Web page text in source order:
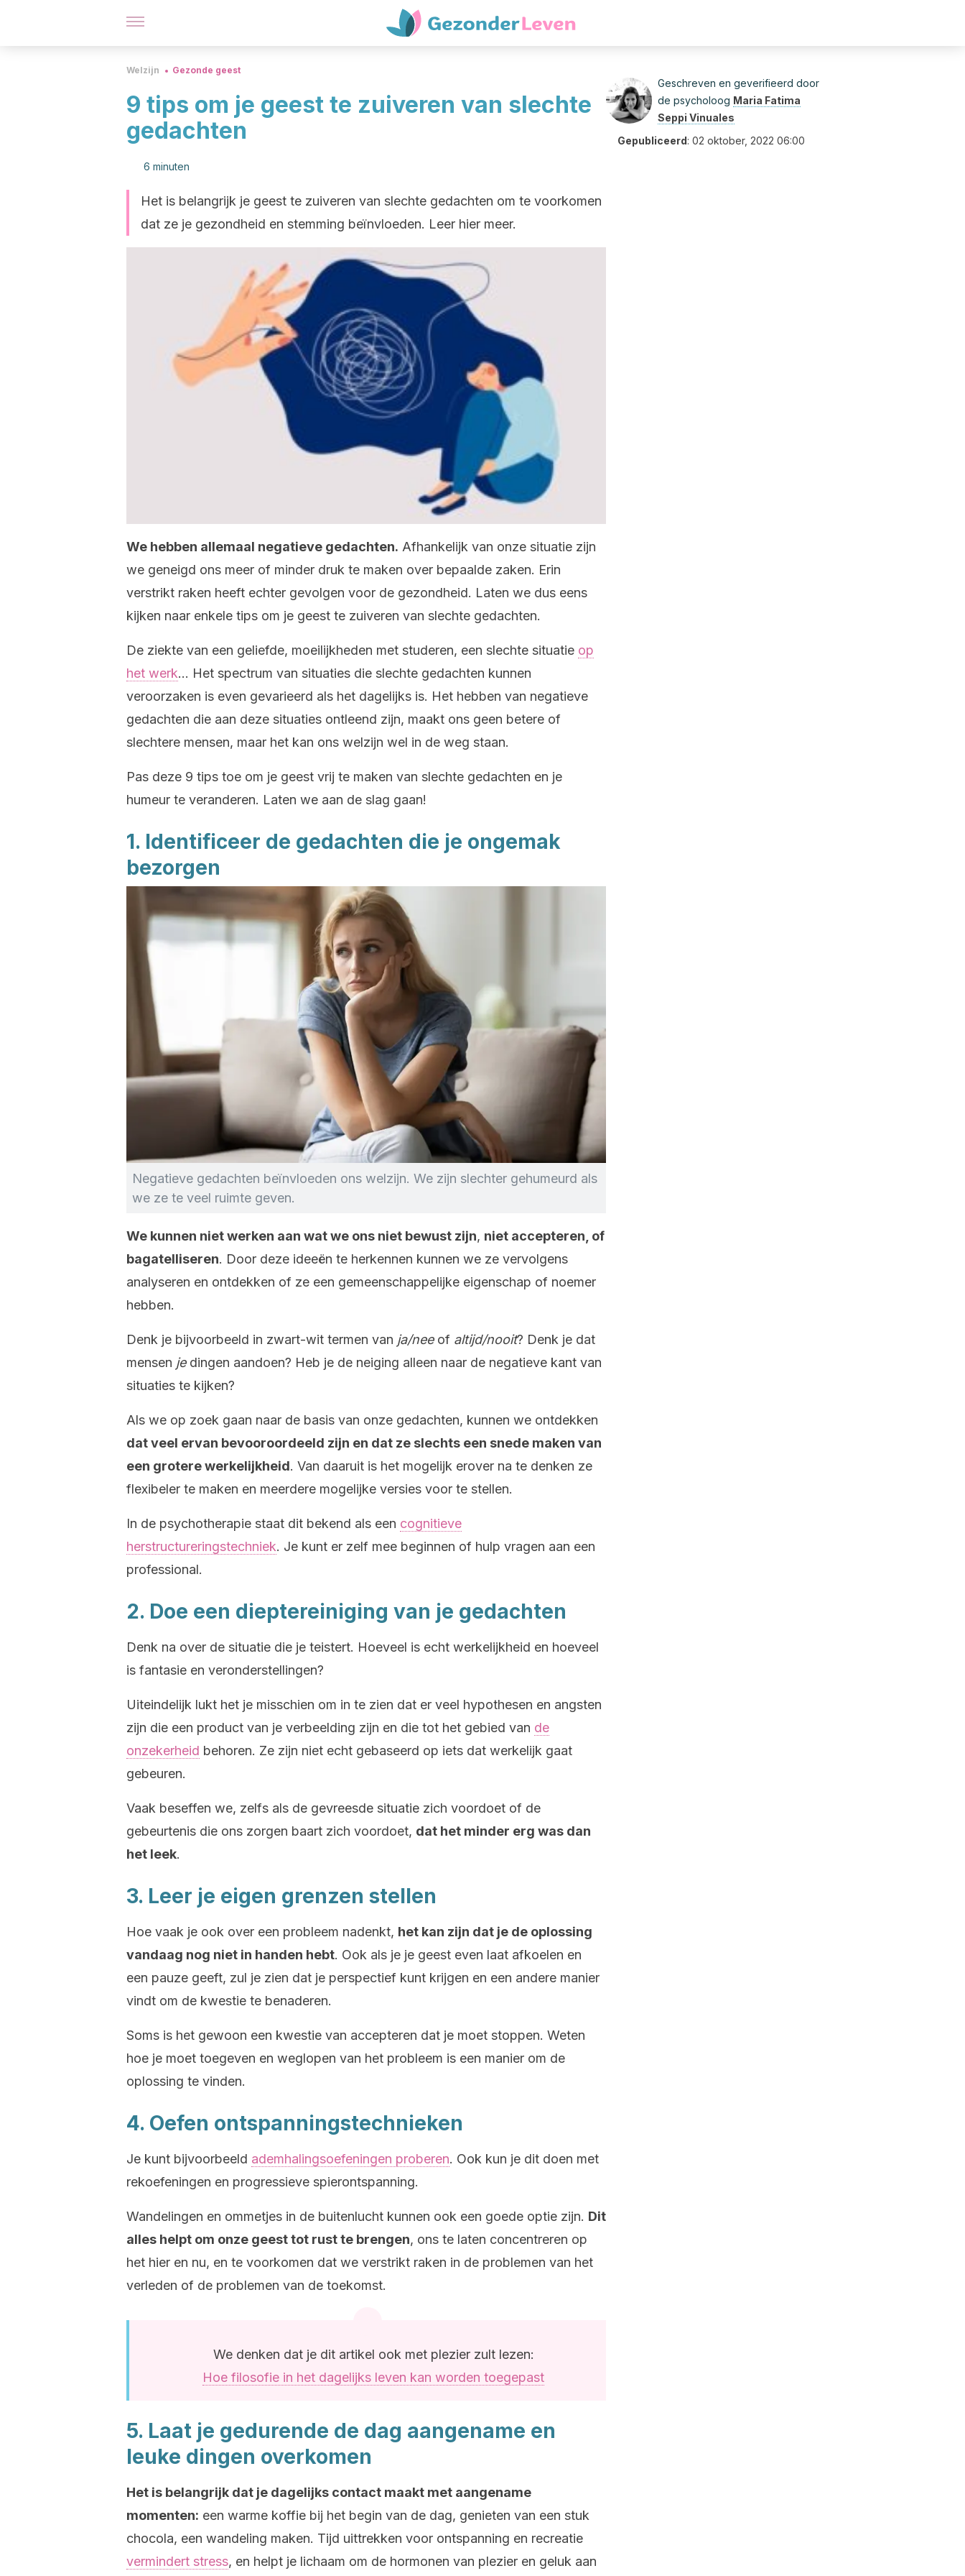
Welzijn Gezonde geest
9 tips om je geest te zuiveren van slechte
gedachten
6 minuten
Het is belangrijk je geest te zuiveren van slechte gedachten om te voorkomen
dat ze je gezondheid en stemming beïnvloeden. Leer hier meer.
We hebben allemaal negatieve gedachten. Afhankelijk van onze situatie zijn
we geneigd ons meer of minder druk te maken over bepaalde zaken. Erin
verstrikt raken heeft echter gevolgen voor de gezondheid. Laten we dus eens
kijken naar enkele tips om je geest te zuiveren van slechte gedachten.
De ziekte van een geliefde, moeilijkheden met studeren, een slechte situatie op
het werk… Het spectrum van situaties die slechte gedachten kunnen
veroorzaken is even gevarieerd als het dagelijks is. Het hebben van negatieve
gedachten die aan deze situaties ontleend zijn, maakt ons geen betere of
slechtere mensen, maar het kan ons welzijn wel in de weg staan.
Pas deze 9 tips toe om je geest vrij te maken van slechte gedachten en je
humeur te veranderen. Laten we aan de slag gaan!
1. Identificeer de gedachten die je ongemak
bezorgen
Negatieve gedachten beïnvloeden ons welzijn. We zijn slechter gehumeurd als
we ze te veel ruimte geven.
We kunnen niet werken aan wat we ons niet bewust zijn, niet accepteren, of
bagatelliseren. Door deze ideeën te herkennen kunnen we ze vervolgens
analyseren en ontdekken of ze een gemeenschappelijke eigenschap of noemer
hebben.
Denk je bijvoorbeeld in zwart-wit termen van ja/nee of altijd/nooit? Denk je dat
mensen jedingen aandoen? Heb je de neiging alleen naar de negatieve kant van
situaties te kijken?
Als we op zoek gaan naar de basis van onze gedachten, kunnen we ontdekken
dat veel ervan bevooroordeeld zijn en dat ze slechts een snede maken van
een grotere werkelijkheid. Van daaruit is het mogelijk erover na te denken ze
flexibeler te maken en meerdere mogelijke versies voor te stellen.
In de psychotherapie staat dit bekend als een cognitieve
herstructureringstechniek. Je kunt er zelf mee beginnen of hulp vragen aan een
professional.
2. Doe een dieptereiniging van je gedachten
Denk na over de situatie die je teistert. Hoeveel is echt werkelijkheid en hoeveel
is fantasie en veronderstellingen?
Uiteindelijk lukt het je misschien om in te zien dat er veel hypothesen en angsten
zijn die een product van je verbeelding zijn en die tot het gebied van de
onzekerheid behoren. Ze zijn niet echt gebaseerd op iets dat werkelijk gaat
gebeuren.
Vaak beseffen we, zelfs als de gevreesde situatie zich voordoet of de
gebeurtenis die ons zorgen baart zich voordoet, dat het minder erg was dan
het leek.
3. Leer je eigen grenzen stellen
Hoe vaak je ook over een probleem nadenkt, het kan zijn dat je de oplossing
vandaag nog niet in handen hebt. Ook als je je geest even laat afkoelen en
een pauze geeft, zul je zien dat je perspectief kunt krijgen en een andere manier
vindt om de kwestie te benaderen.
Soms is het gewoon een kwestie van accepteren dat je moet stoppen. Weten
hoe je moet toegeven en weglopen van het probleem is een manier om de
oplossing te vinden.
4. Oefen ontspanningstechnieken
Je kunt bijvoorbeeld ademhalingsoefeningen proberen. Ook kun je dit doen met
rekoefeningen en progressieve spierontspanning.
Wandelingen en ommetjes in de buitenlucht kunnen ook een goede optie zijn. Dit
alles helpt om onze geest tot rust te brengen, ons te laten concentreren op
het hier en nu, en te voorkomen dat we verstrikt raken in de problemen van het
verleden of de problemen van de toekomst.
We denken dat je dit artikel ook met plezier zult lezen:
Hoe filosofie in het dagelijks leven kan worden toegepast
5. Laat je gedurende de dag aangename en
leuke dingen overkomen
Het is belangrijk dat je dagelijks contact maakt met aangename
momenten: een warme koffie bij het begin van de dag, genieten van een stuk
chocola, een wandeling maken. Tijd uittrekken voor ontspanning en recreatie
vermindert stress, en helpt je lichaam om de hormonen van plezier en geluk aan
Geschreven en geverifieerd door
de psycholoog Maria Fatima
Seppi Vinuales
Gepubliceerd: 02 oktober, 2022 06:00